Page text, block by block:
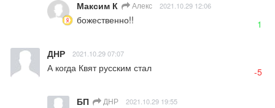
Максим К Алекс 2021.10.29 12:06
божественно!! 1
ДНР 2021.10.29 07:07
А когда Квят русским стал -5
БП ДНР 2021.10.29 19:55